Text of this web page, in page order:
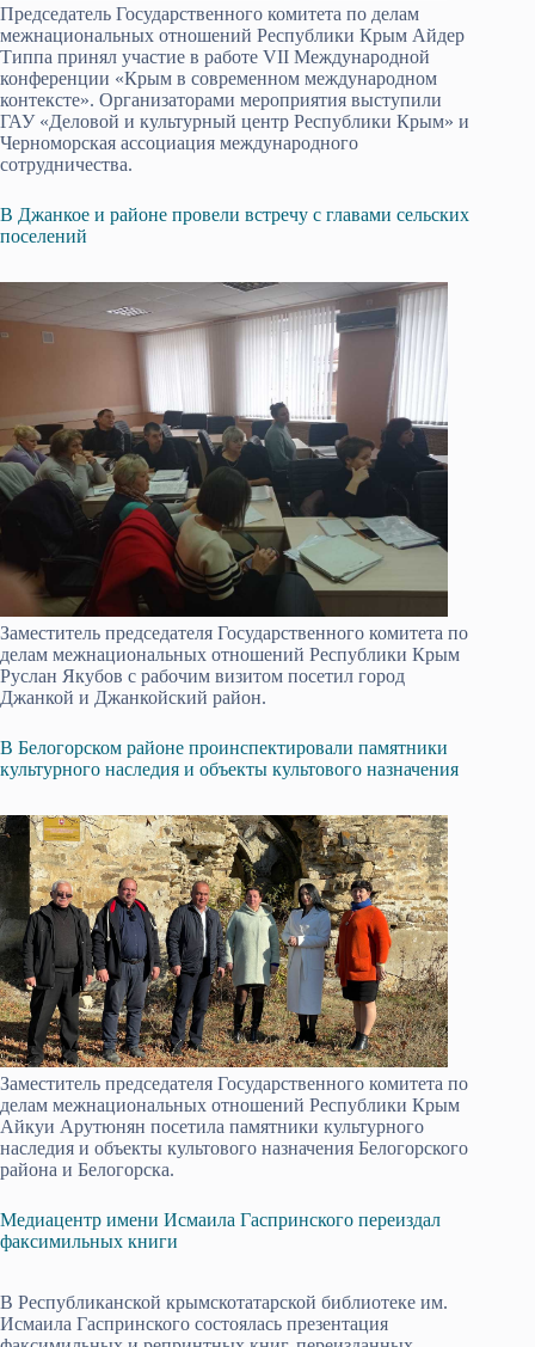
Председатель Государственного комитета по делам
межнациональных отношений Республики Крым Айдер
Типпа принял участие в работе VII Международной
конференции «Крым в современном международном
контексте». Организаторами мероприятия выступили
ГАУ «Деловой и культурный центр Республики Крым» и
Черноморская ассоциация международного
сотрудничества.
В Джанкое и районе провели встречу с главами сельских
поселений
Заместитель председателя Государственного комитета по
делам межнациональных отношений Республики Крым
Руслан Якубов с рабочим визитом посетил город
Джанкой и Джанкойский район.
В Белогорском районе проинспектировали памятники
культурного наследия и объекты культового назначения
Заместитель председателя Государственного комитета по
делам межнациональных отношений Республики Крым
Айкуи Арутюнян посетила памятники культурного
наследия и объекты культового назначения Белогорского
района и Белогорска.
Медиацентр имени Исмаила Гаспринского переиздал
факсимильных книги
В Республиканской крымскотатарской библиотеке им.
Исмаила Гаспринского состоялась презентация